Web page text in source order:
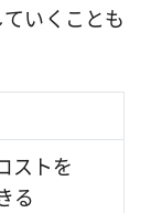
いくことも
ストを
る